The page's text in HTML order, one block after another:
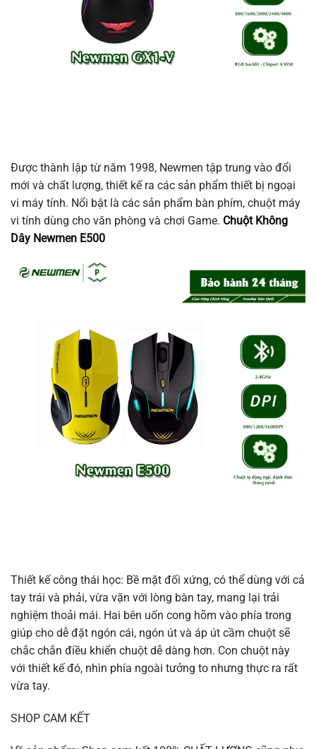
Được thành lập từ năm 1998, Newmen tập trung vào đổi
mới và chất lượng, thiết kế ra các sản phẩm thiết bị ngoại
vi máy tính. Nổi bật là các sản phẩm bàn phím, chuột máy
vi tính dùng cho văn phòng và chơi Game. Chuột Không
Dây Newmen E500
Thiết kế công thái học: Bề mặt đối xứng, có thể dùng với cả
tay trái và phải, vừa vặn với lòng bàn tay, mang lại trải
nghiệm thoải mái. Hai bên uốn cong hõm vào phía trong
giúp cho dễ đặt ngón cái, ngón út và áp út cầm chuột sẽ
chắc chắn điều khiển chuột dễ dàng hơn. Con chuột này
với thiết kế đó, nhìn phía ngoài tưởng to nhưng thực ra rất
vừa tay.
SHOP CAM KẾT